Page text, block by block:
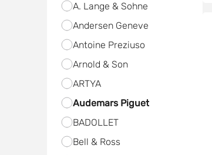
A. Lange & Sohne
Andersen Geneve
Antoine Preziuso
Arnold & Son
ARTYA
Audemars Piguet
BADOLLET
Bell & Ross